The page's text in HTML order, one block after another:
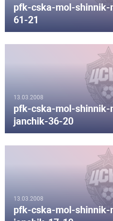
pfk-cska-mol-
61-21
13.03.2008
pfk-cska-mol-shinnik-
janchik-36-20
13.03.2008
pfk-cska-mol-shinnik-